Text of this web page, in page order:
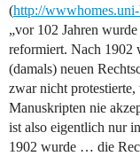
(http://
„vor 102 Jahren
reformiert. Nach 1902
(damals) neuen
zwar nicht protestierte,
Manuskripten nie
ist also eigentlich nur
1902 wurde … die